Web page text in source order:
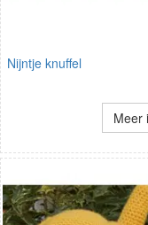
Nijntje knuffel
Meer